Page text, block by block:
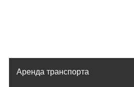
Аренда транспорта